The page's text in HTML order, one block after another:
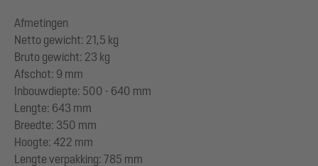
Afmetingen
Netto gewicht: 21,5 kg
Bruto gewicht: 23 kg
Afschot: 9 mm
Inbouwdiepte: 500 - 640 mm
Lengte: 643 mm
Breedte: 350 mm
Hoogte: 422 mm
Lengte verpakking: 785 mm